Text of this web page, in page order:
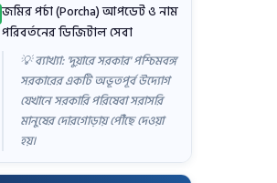
জমির পর্চা (Porcha) আপডেট ও নাম
পরিবর্তনের ডিজিটাল সেবা
💡 ব্যাখ্যা: 'দুয়ারে সরকার' পশ্চিমবঙ্গ
সরকারের একটি অভূতপূর্ব উদ্যোগ
যেখানে সরকারি পরিষেবা সরাসরি
মানুষের দোরগোড়ায় পৌঁছে দেওয়া
হয়।